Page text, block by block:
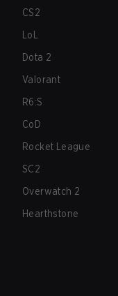
CS2
LoL
Dota 2
Valorant
R6:S
CoD
Rocket League
SC2
Overwatch 2
Hearthstone